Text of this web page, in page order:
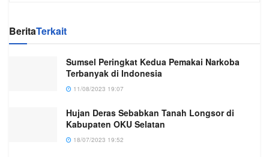
BeritaTerkait
Sumsel Peringkat Kedua Pemakai Narkoba
Terbanyak di Indonesia
11/08/2023 19:07
Hujan Deras Sebabkan Tanah Longsor di
Kabupaten OKU Selatan
18/07/2023 19:52